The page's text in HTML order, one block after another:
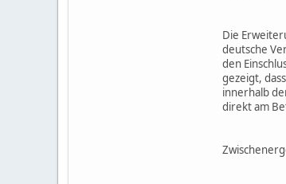
Die
deutsche
den
gezeigt,
innerhalb
direkt am